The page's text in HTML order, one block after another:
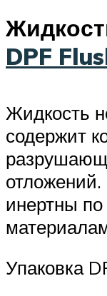
DPF
Жидкость
содержит
инертны
Упаковка